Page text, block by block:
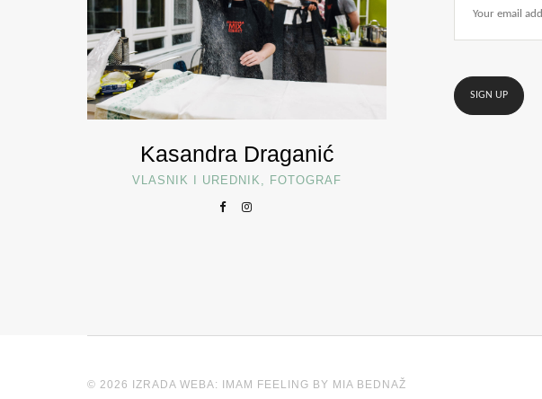
Kasandra Draganić
VLASNIK I UREDNIK, FOTOGRAF
© 2026 IZRADA WEBA: IMAM FEELING BY MIA BEDNAŽ